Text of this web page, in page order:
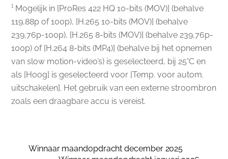
¹ Mogelijk in [ProRes 422 HQ 10-bits (MOV)] (behalve
119,88p of 100p), [H.265 10-bits (MOV)] (behalve
239,76p-100p), [H.265 8-bits (MOV)] (behalve 239,76p-
100p) of [H.264 8-bits (MP4)] (behalve bij het opnemen
van slow motion-video’s) is geselecteerd, bij 25°C en
als [Hoog] is geselecteerd voor [Temp. voor autom.
uitschakelen]. Het gebruik van een externe stroombron
zoals een draagbare accu is vereist.
Winnaar maandopdracht december 2025